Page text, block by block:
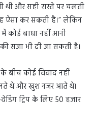
थी और सही रास्ते पर चलती
ऐसा कर सकती है।” लेकिन
कोई बाधा नहीं आनी
सजा भी दी जा सकती है।
बीच कोई विवाद नहीं
थे और खुश नजर आते थे।
ट्रिप के लिए 50 हजार